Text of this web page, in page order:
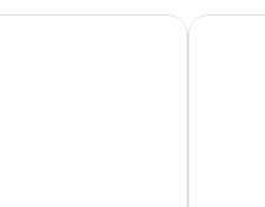
By Hyatt W